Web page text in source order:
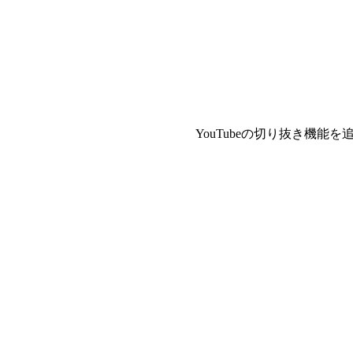
YouTubeの切り抜き機能を